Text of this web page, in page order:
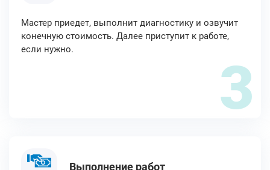
Мастер приедет, выполнит диагностику и озвучит
конечную стоимость. Далее приступит к работе,
если нужно.
3
Выполнение работ